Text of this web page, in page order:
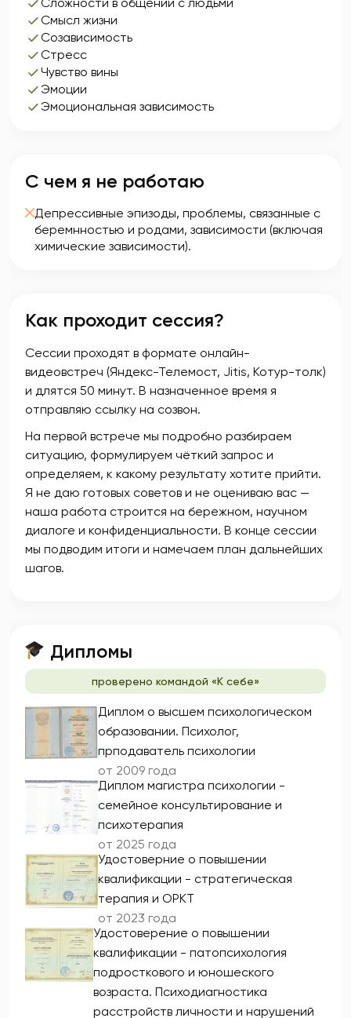
Смысл жизни
Созависимость
Стресс
Чувство вины
Эмоции
Эмоциональная зависимость
С чем я не работаю
Депрессивные эпизоды, проблемы, связанные с
беремнностью и родами, зависимости (включая
химические зависимости).
Как проходит сессия?
Сессии проходят в формате онлайн-
видеовстреч (Яндекс-Телемост, Jitis, Котур-толк)
и длятся 50 минут. В назначенное время я
отправляю ссылку на созвон.
На первой встрече мы подробно разбираем
ситуацию, формулируем чёткий запрос и
определяем, к какому результату хотите прийти.
Я не даю готовых советов и не оцениваю вас —
наша работа строится на бережном, научном
диалоге и конфиденциальности. В конце сессии
мы подводим итоги и намечаем план дальнейших
шагов.
Дипломы
проверено командой «К себе»
Диплом о высшем психологическом
образовании. Психолог,
прподаватель психологии
от 2009 года
Диплом магистра психологии -
семейное консультирование и
психотерапия
от 2025 года
Удостоверние о повышении
квалификации - стратегическая
терапия и ОРКТ
от 2023 года
Удостоверение о повышении
квалификации - патопсихология
подросткового и юношеского
возраста. Психодиагностика
расстройств личности и нарушений